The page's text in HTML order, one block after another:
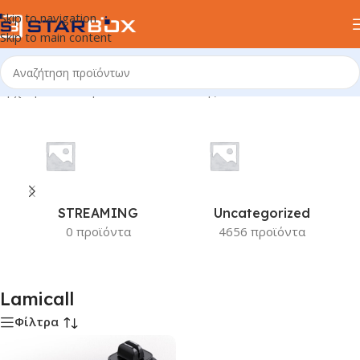
Skip to navigation
Skip to main content
Αρχική σελίδα/Προϊόν Κατασκευαστής/Lamicall
STREAMING
0 προϊόντα
Uncategorized
4656 προϊόντα
Lamicall
Φίλτρα